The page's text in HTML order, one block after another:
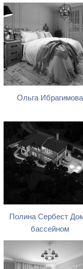
Ольга Ибрагимова
Полина Сербест
бассейном